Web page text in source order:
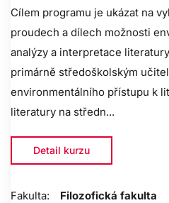
Cílem programu je ukázat na
proudech a dílech možnosti
analýzy a interpretace
primárně středoškolským
environmentálního přístupu k
literatury na středn...
Detail kurzu
Fakulta:
Filozofická fakulta